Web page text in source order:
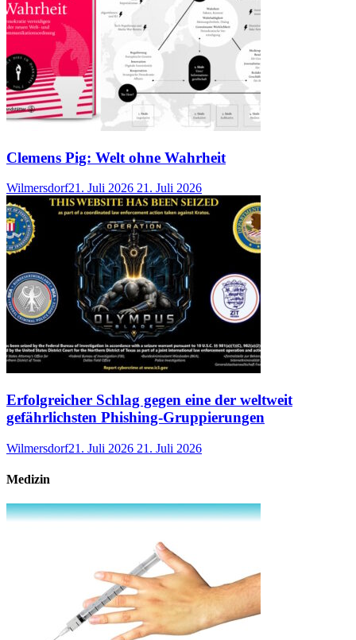
Clemens Pig: Welt ohne Wahrheit
Wilmersdorf21. Juli 2026 21. Juli 2026
Erfolgreicher Schlag gegen eine der weltweit
gefährlichsten Phishing-Gruppierungen
Wilmersdorf21. Juli 2026 21. Juli 2026
Medizin